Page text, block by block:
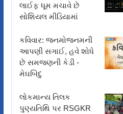
લાઈફ ધૂમ મચાવે છે
સોશિયલ મીડિયામાં
કવિવાર: જનમોજનમની
આપણી સગાઈ, હવે શોધે
છે સમજણની કેડી -
મેઘબિંદુ
લોકમાન્ય તિલક
પુણ્યતિથિ પર RSGKR